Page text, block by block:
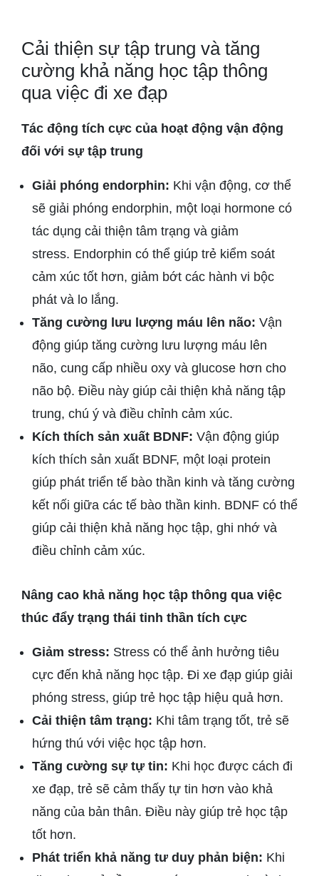
Cải thiện sự tập trung và tăng
cường khả năng học tập thông
qua việc đi xe đạp
Tác động tích cực của hoạt động vận động
đối với sự tập trung
Giải phóng endorphin: Khi vận động, cơ thể
sẽ giải phóng endorphin, một loại hormone có
tác dụng cải thiện tâm trạng và giảm
stress. Endorphin có thể giúp trẻ kiểm soát
cảm xúc tốt hơn, giảm bớt các hành vi bộc
phát và lo lắng.
Tăng cường lưu lượng máu lên não: Vận
động giúp tăng cường lưu lượng máu lên
não, cung cấp nhiều oxy và glucose hơn cho
não bộ. Điều này giúp cải thiện khả năng tập
trung, chú ý và điều chỉnh cảm xúc.
Kích thích sản xuất BDNF: Vận động giúp
kích thích sản xuất BDNF, một loại protein
giúp phát triển tế bào thần kinh và tăng cường
kết nối giữa các tế bào thần kinh. BDNF có thể
giúp cải thiện khả năng học tập, ghi nhớ và
điều chỉnh cảm xúc.
Nâng cao khả năng học tập thông qua việc
thúc đẩy trạng thái tinh thần tích cực
Giảm stress: Stress có thể ảnh hưởng tiêu
cực đến khả năng học tập. Đi xe đạp giúp giải
phóng stress, giúp trẻ học tập hiệu quả hơn.
Cải thiện tâm trạng: Khi tâm trạng tốt, trẻ sẽ
hứng thú với việc học tập hơn.
Tăng cường sự tự tin: Khi học được cách đi
xe đạp, trẻ sẽ cảm thấy tự tin hơn vào khả
năng của bản thân. Điều này giúp trẻ học tập
tốt hơn.
Phát triển khả năng tư duy phản biện: Khi